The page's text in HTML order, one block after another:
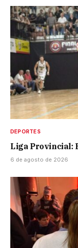
DEPORTES
Liga Provincial:
6 de agosto de 2026